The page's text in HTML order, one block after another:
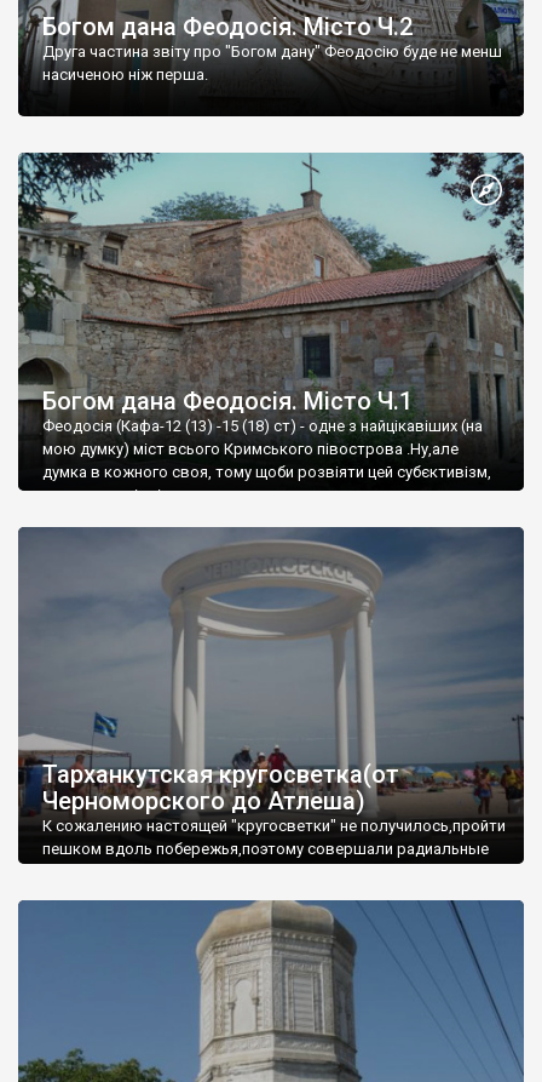
Богом дана Феодосія. Місто Ч.2
Друга частина звіту про "Богом дану" Феодосію буде не менш
насиченою ніж перша.
Богом дана Феодосія. Місто Ч.1
Феодосія (Кафа-12 (13) -15 (18) ст) - одне з найцікавіших (на
мою думку) міст всього Кримського півострова .Ну,але
думка в кожного своя, тому щоби розвіяти цей субєктивізм,
запрошую відвідати це
Тарханкутская кругосветка(от
Черноморского до Атлеша)
К сожалению настоящей "кругосветки" не получилось,пройти
пешком вдоль побережья,поэтому совершали радиальные